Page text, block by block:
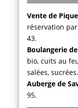
Vente de
réservation par
43.
Boulangerie
bio, cuits au
salées,
Auberge de
95.